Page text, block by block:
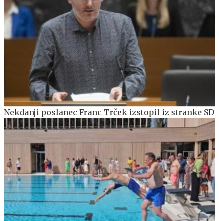
Nekdanji poslanec Franc Trček izstopil iz stranke SD